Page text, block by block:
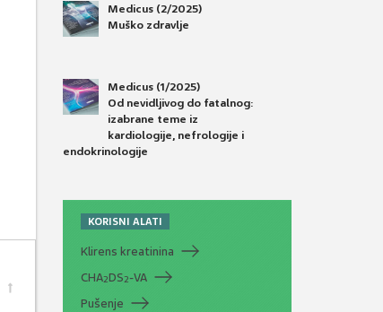
Medicus (2/2025)
Muško zdravlje
Medicus (1/2025)
Od nevidljivog do fatalnog:
izabrane teme iz
kardiologije, nefrologije i
endokrinologije
KORISNI ALATI
Klirens kreatinina
CHA2DS2-VA
Pušenje